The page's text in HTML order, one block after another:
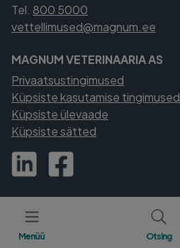
Menüü Otsing
Tel. 800 5000
vettellimused@magnum.ee
MAGNUM VETERINAARIA AS
Privaatsustingimused
Küpsiste kasutamise tingimused
Küpsiste ülevaade
Küpsiste sätted